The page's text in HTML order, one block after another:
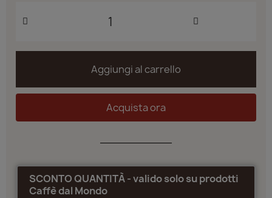
Aggiungi al carrello
Acquista ora
SCONTO QUANTITÀ - valido solo su prodotti
Caffè dal Mondo